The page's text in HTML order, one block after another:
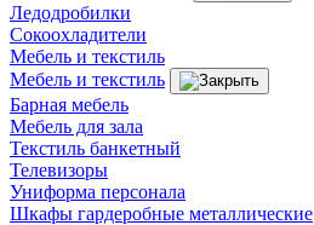
Ледодробилки
Сокоохладители
Мебель и текстиль
Мебель и текстиль
Барная мебель
Мебель для зала
Текстиль банкетный
Телевизоры
Униформа персонала
Шкафы гардеробные металлические